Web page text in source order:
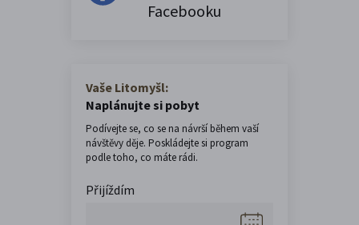
Facebooku
Vaše Litomyšl:
Naplánujte si pobyt
Podívejte se, co se na návrší během vaší
návštěvy děje. Poskládejte si program
podle toho, co máte rádi.
Přijíždím